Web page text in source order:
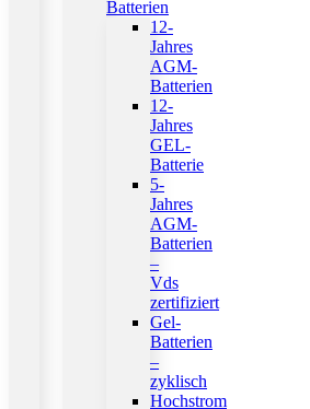
Batterien
12-
Jahres
AGM-
Batterien
12-
Jahres
GEL-
Batterie
5-
Jahres
AGM-
Batterien
–
Vds
zertifiziert
Gel-
Batterien
–
zyklisch
Hochstrom